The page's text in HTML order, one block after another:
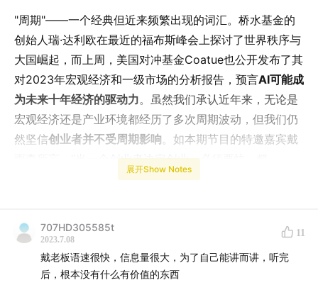
"周期"——一个经典但近来频繁出现的词汇。桥水基金的
创始人瑞·达利欧在最近的福布斯峰会上探讨了世界秩序与
大国崛起，而上周，美国对冲基金Coatue也公开发布了其
对2023年宏观经济和一级市场的分析报告，预言AI可能成
为未来十年经济的驱动力。虽然我们承认近年来，无论是
宏观经济还是产业环境都经历了多次周期波动，但我们仍
然坚信创业者并不受周期影响。如本期节目的特邀嘉宾戴
雨森所言，“当一个创业者决定创业，必须要快、糙、
展开Show Notes
707HD305585t
2023.7.08
11
戴老板语速很快，信息量很大，为了自己能讲而讲，听完
后，根本没有什么有价值的东西